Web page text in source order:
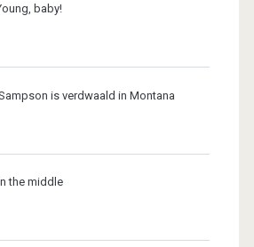
baby!
is verdwaald in Montana
the middle